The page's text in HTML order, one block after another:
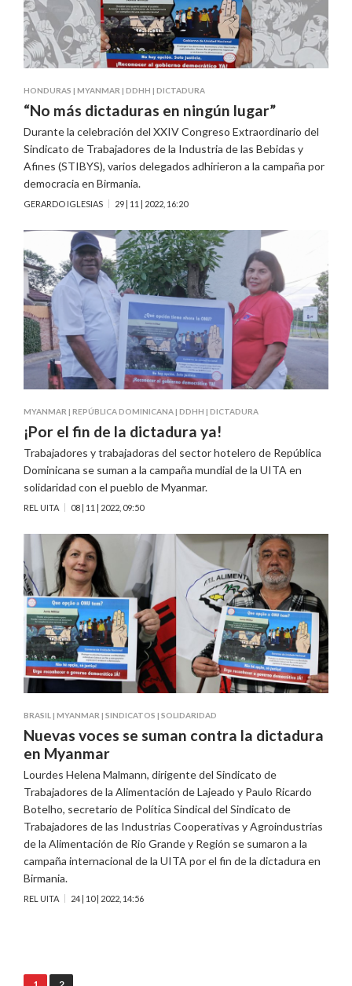
HONDURAS | MYANMAR | DDHH | DICTADURA
“No más dictaduras en ningún lugar”
Durante la celebración del XXIV Congreso Extraordinario del
Sindicato de Trabajadores de la Industria de las Bebidas y
Afines (STIBYS), varios delegados adhirieron a la campaña por
democracia en Birmania.
GERARDO IGLESIAS 29 | 11 | 2022, 16:20
MYANMAR | REPÚBLICA DOMINICANA| DDHH | DICTADURA
¡Por el fin de la dictadura ya!
Trabajadores y trabajadoras del sector hotelero de República
Dominicana se suman a la campaña mundial de la UITA en
solidaridad con el pueblo de Myanmar.
REL UITA 08 | 11 | 2022, 09:50
BRASIL | MYANMAR | SINDICATOS | SOLIDARIDAD
Nuevas voces se suman contra la dictadura
en Myanmar
Lourdes Helena Malmann, dirigente del Sindicato de
Trabajadores de la Alimentación de Lajeado y Paulo Ricardo
Botelho, secretario de Política Sindical del Sindicato de
Trabajadores de las Industrias Cooperativas y Agroindustrias
de la Alimentación de Rio Grande y Región se sumaron a la
campaña internacional de la UITA por el fin de la dictadura en
Birmania.
REL UITA 24 | 10 | 2022, 14:56